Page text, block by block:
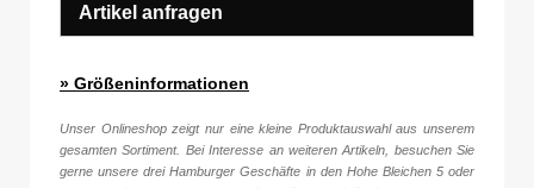
Artikel anfragen
» Größeninformationen
Unser Onlineshop zeigt nur eine kleine Produktauswahl aus unserem
gesamten Sortiment. Bei Interesse an weiteren Artikeln, besuchen Sie
gerne unsere drei Hamburger Geschäfte in den Hohe Bleichen 5 oder